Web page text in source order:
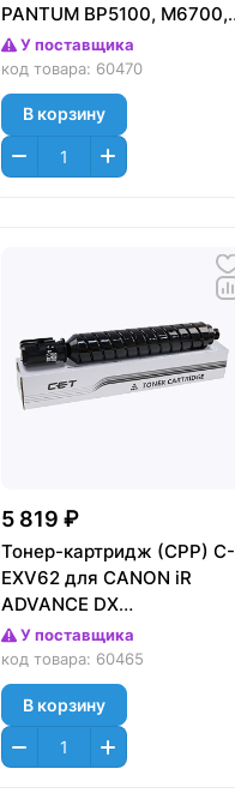
PANTUM BP5100, M6700,
M6800, M7100, M7200,
M7300 (CET), CET341129
У поставщика
код товара: 60470
В корзину
5 819 ₽
Тонер-картридж (CPP) C-
EXV62 для CANON iR
ADVANCE DX
4825/4835i/4845 (CET),
785 г, 42000 стр.,
CET131113
У поставщика
код товара: 60465
В корзину